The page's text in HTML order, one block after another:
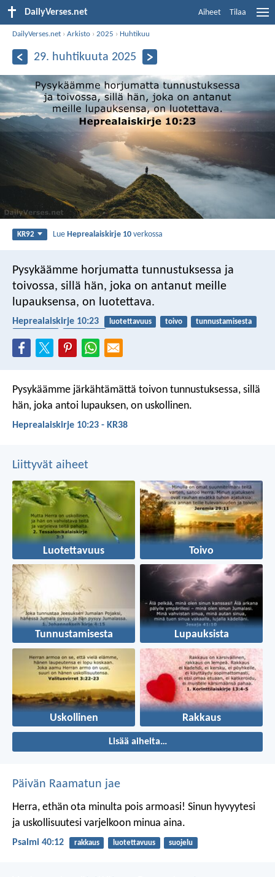
DailyVerses.net Aiheet Tilaa
DailyVerses.net ›Arkisto ›2025 › Huhtikuu
29. huhtikuuta 2025
KR92 LueHeprealaiskirje 10 verkossa
Pysykäämme horjumatta tunnustuksessa ja
toivossa, sillä hän, joka on antanut meille
lupauksensa, on luotettava.
Heprealaiskirje 10:23 luotettavuus toivo
tunnustamisesta
Pysykäämme järkähtämättä toivon tunnustuksessa, sillä
hän, joka antoi lupauksen, on uskollinen.
Heprealaiskirje 10:23 - KR38
Liittyvät aiheet
Luotettavuus Toivo
Tunnustamisesta Lupauksista
Uskollinen Rakkaus
Lisää aiheita…
Päivän Raamatun jae
Herra, ethän ota minulta pois armoasi! Sinun hyvyytesi
ja uskollisuutesi varjelkoon minua aina.
Psalmi 40:12 rakkaus luotettavuus suojelu